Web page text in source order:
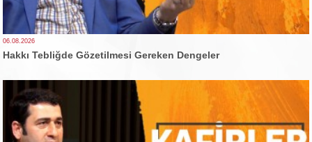
06.08.2026
Hakkı Tebliğde Gözetilmesi Gereken Dengeler